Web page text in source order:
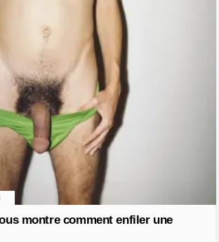
Comments
montre comment enfiler une